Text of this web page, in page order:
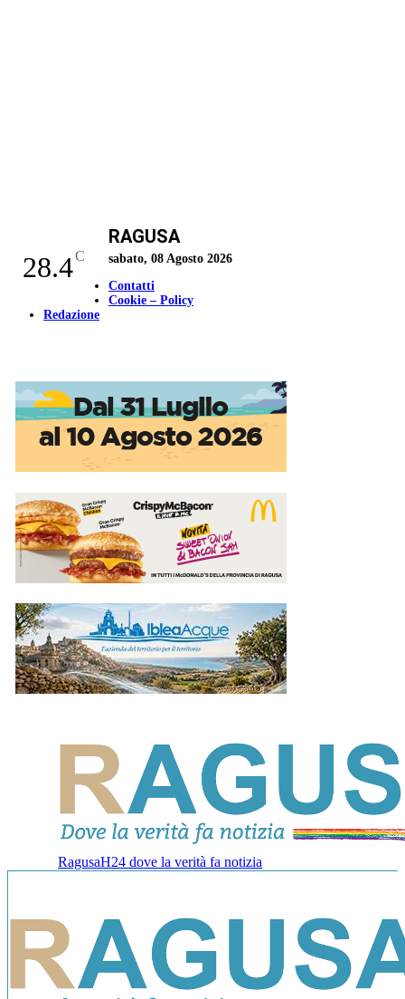
28.4C
RAGUSA
sabato, 08 Agosto 2026
Contatti
Cookie – Policy
Redazione
RagusaH24 dove la verità fa notizia